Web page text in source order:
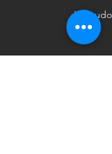
Ver tudo